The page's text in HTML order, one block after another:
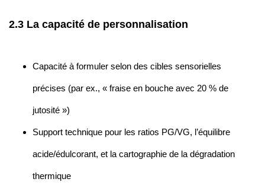
2.3 La capacité de personnalisation
Capacité à formuler selon des cibles sensorielles
précises (par ex., « fraise en bouche avec 20 % de
jutosité »)
Support technique pour les ratios PG/VG, l’équilibre
acide/édulcorant, et la cartographie de la dégradation
thermique